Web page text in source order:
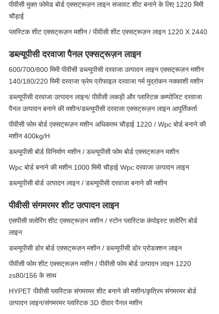
पीवीसी मुक्त फोमेड बोर्ड एक्सट्रूज़न लाइन सजावट शीट बनाने के लिए 1220 मिमी
चौड़ाई
प्लास्टिक शीट एक्सट्रूज़न मशीन / पीवीसी शीट एक्सट्रूज़न लाइन 1220 X 2440
डब्ल्यूपीसी दरवाजा पैनल एक्सट्रूज़न लाइन
600/700/800 मिमी पीवीसी डब्ल्यूपीसी दरवाजा उत्पादन लाइन एक्सट्रूज़न मशीन
140/180/220 मिमी दरवाजा फ्रेम प्रोफाइल दरवाजा गर्म मुद्रांकन नक्काशी मशीन
डब्ल्यूपीसी दरवाजा उत्पादन लाइन/ पीवीसी लकड़ी और प्लास्टिक कम्पोजिट दरवाजा
पैनल उत्पादन बनाने की मशीन/डब्ल्यूपीसी दरवाजा एक्सट्रूज़न लाइन आपूर्तिकर्ता
पीवीसी फोम बोर्ड एक्सट्रूज़न मशीन अधिकतम चौड़ाई 1220 / Wpc बोर्ड बनाने की
मशीन 400kg/H
डब्ल्यूपीसी बोर्ड विनिर्माण मशीन / डब्ल्यूपीसी फोम बोर्ड एक्सट्रूज़न मशीन
Wpc बोर्ड बनाने की मशीन 1000 मिमी चौड़ाई Wpc दरवाजा उत्पादन लाइन
डब्ल्यूपीसी बोर्ड उत्पादन लाइन / डब्ल्यूपीसी दरवाजा बनाने की मशीन
पीवीसी संगमरमर शीट उत्पादन लाइन
एसपीसी फ़्लोरिंग शीट एक्सट्रूज़न मशीन / स्टोन प्लास्टिक कंपोइस्ट फ़्लोरिंग बोर्ड
लाइन
डब्ल्यूपीसी डोर बोर्ड एक्सट्रूज़न मशीन / डब्ल्यूपीसी डोर प्रोडक्शन लाइन
पीवीसी फोम शीट एक्सट्रूज़न मशीन / पीवीसी फोम बोर्ड उत्पादन लाइन 1220
zs80/156 के साथ
HYPET पीवीसी प्लास्टिक संगमरमर शीट बनाने की मशीन/कृत्रिम संगमरमर बोर्ड
उत्पादन लाइन/संगमरमर प्लास्टिक 3D दीवार पैनल मशीन